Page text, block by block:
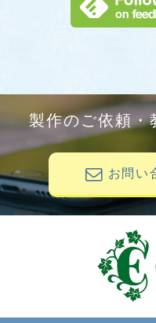
製作のご依頼・
お問